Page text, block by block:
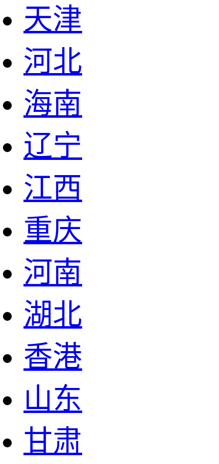
天津
河北
海南
辽宁
江西
重庆
河南
湖北
香港
山东
甘肃